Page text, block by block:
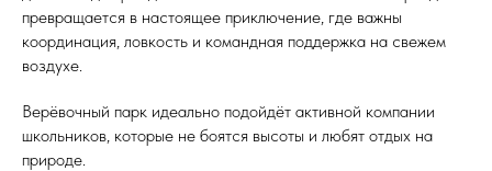
превращается в настоящее приключение, где важны
координация, ловкость и командная поддержка на свежем
воздухе.
Верёвочный парк идеально подойдёт активной компании
школьников, которые не боятся высоты и любят отдых на
природе.